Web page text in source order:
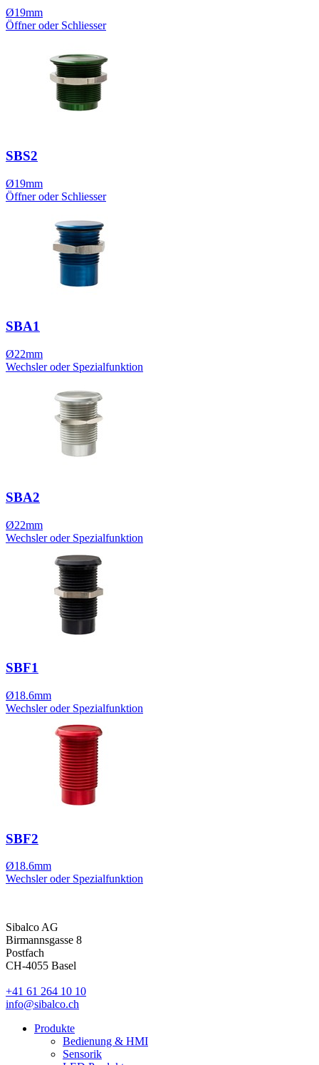
Ø19mm
Öffner oder Schliesser
SBS2
Ø19mm
Öffner oder Schliesser
SBA1
Ø22mm
Wechsler oder Spezialfunktion
SBA2
Ø22mm
Wechsler oder Spezialfunktion
SBF1
Ø18.6mm
Wechsler oder Spezialfunktion
SBF2
Ø18.6mm
Wechsler oder Spezialfunktion
Sibalco AG
Birmannsgasse 8
Postfach
CH-4055 Basel
+41 61 264 10 10
info@sibalco.ch
Produkte
Bedienung & HMI
Sensorik